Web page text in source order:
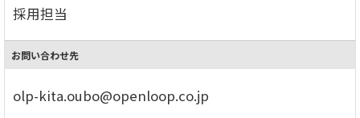
採用担当
お問い合わせ先
olp-kita.oubo@openloop.co.jp